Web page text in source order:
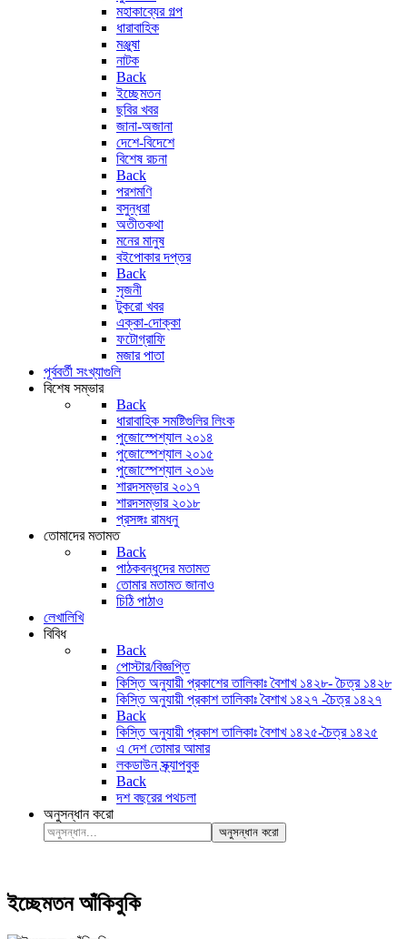
মহাকাব্যের গল্প
ধারাবাহিক
মঞ্জুষা
নাটক
Back
ইচ্ছেমতন
ছবির খবর
জানা-অজানা
দেশে-বিদেশে
বিশেষ রচনা
Back
পরশমণি
বসুন্ধরা
অতীতকথা
মনের মানুষ
বইপোকার দপ্তর
Back
সৃজনী
টুকরো খবর
এক্কা-দোক্কা
ফটোগ্রাফি
মজার পাতা
পূর্ববর্তী সংখ্যাগুলি
বিশেষ সম্ভার
Back
ধারাবাহিক সমষ্টিগুলির লিংক
পুজোস্পেশ্যাল ২০১৪
পুজোস্পেশ্যাল ২০১৫
পুজোস্পেশ্যাল ২০১৬
শারদসম্ভার ২০১৭
শারদসম্ভার ২০১৮
প্রসঙ্গঃ রামধনু
তোমাদের মতামত
Back
পাঠকবন্ধুদের মতামত
তোমার মতামত জানাও
চিঠি পাঠাও
লেখালিখি
বিবিধ
Back
পোস্টার/বিজ্ঞপ্তি
কিস্তি অনুযায়ী প্রকাশের তালিকাঃ বৈশাখ ১৪২৮- চৈত্র ১৪২৮
কিস্তি অনুযায়ী প্রকাশ তালিকাঃ বৈশাখ ১৪২৭ -চৈত্র ১৪২৭
Back
কিস্তি অনুযায়ী প্রকাশ তালিকাঃ বৈশাখ ১৪২৫-চৈত্র ১৪২৫
এ দেশ তোমার আমার
লকডাউন স্ক্র্যাপবুক
Back
দশ বছরের পথচলা
অনুসন্ধান করো
অনুসন্ধান করো
ইচ্ছেমতন আঁকিবুকি